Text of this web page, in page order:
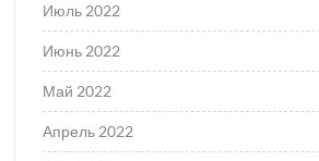
Июль 2022
Июнь 2022
Май 2022
Апрель 2022